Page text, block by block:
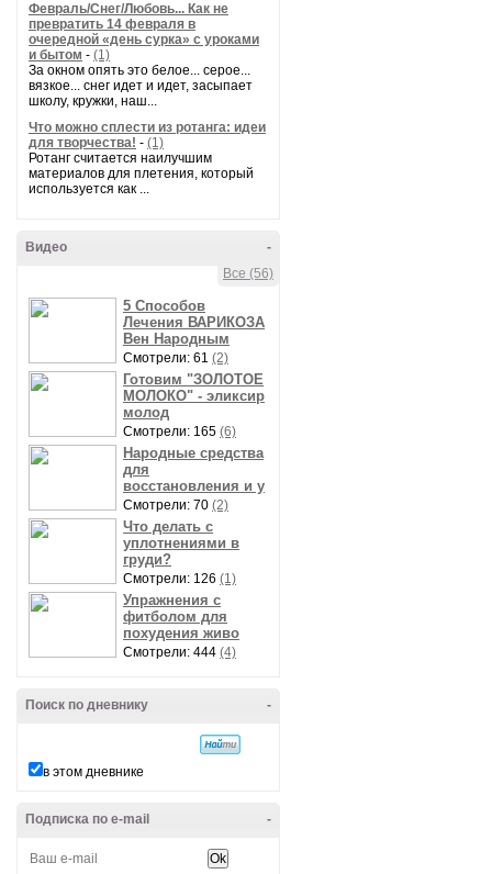
Февраль/Снег/Любовь... Как не
превратить 14 февраля в
очередной «день сурка» с уроками
и бытом - (1)
За окном опять это белое... серое...
вязкое... снег идет и идет, засыпает
школу, кружки, наш...
Что можно сплести из ротанга: идеи
для творчества! - (1)
Ротанг считается наилучшим
материалов для плетения, который
используется как ...
-
Видео
Все (56)
5 Способов
Лечения ВАРИКОЗА
Вен Народным
Смотрели: 61 (2)
Готовим "ЗОЛОТОЕ
МОЛОКО" - эликсир
молод
Смотрели: 165 (6)
Народные средства
для
восстановления и у
Смотрели: 70 (2)
Что делать с
уплотнениями в
груди?
Смотрели: 126 (1)
Упражнения с
фитболом для
похудения живо
Смотрели: 444 (4)
-
Поиск по дневнику
в этом дневнике
-
Подписка по e-mail